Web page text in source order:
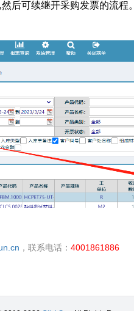
后可续继开采购发票的流程。
，联系电话： 4001861886